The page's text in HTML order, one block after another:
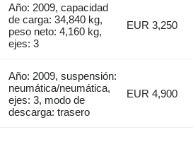
Año: 2009, capacidad
de carga: 34,840 kg,
peso neto: 4,160 kg,
ejes: 3
EUR 3,250
Año: 2009, suspensión:
neumática/neumática,
ejes: 3, modo de
descarga: trasero
EUR 4,900